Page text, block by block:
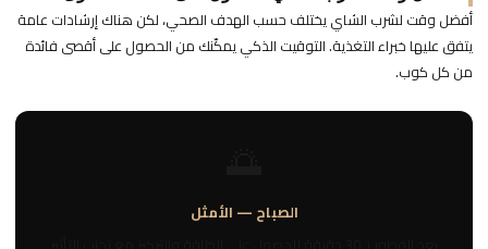
أفضل وقت لشرب الشاي يختلف حسب الهدف الصحي، لكن هناك إرشادات عامة
يتفق عليها خبراء التغذية. التوقيت الذكي يمكّنك من الحصول على أقصى فائدة
من كل كوب.
الصباح — الأمثل